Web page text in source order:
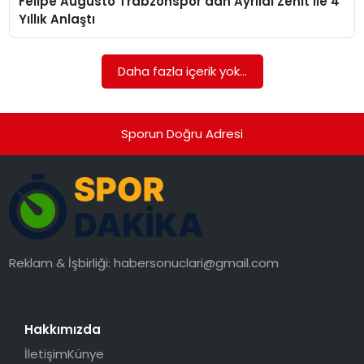
SAĞLIK
YAŞAM
Yıllık Anlaştı
Daha fazla içerik yok...
Sporun Doğru Adresi
Reklam & İşbirliği:habersonuclari@gmail.com
Hakkımızda
İletişimKünye